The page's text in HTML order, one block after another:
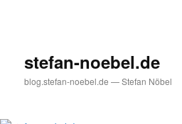
stefan-noebel.de
blog.stefan-noebel.de — Stefan Nöbel